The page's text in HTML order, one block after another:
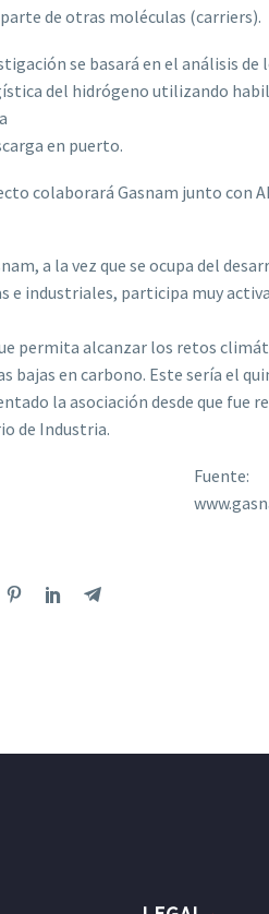
de otras moléculas (carriers).
se basará en el análisis
del hidrógeno utilizando
en puerto.
colaborará Gasnam junto con
a la vez que se ocupa del
e industriales, participa muy
permita alcanzar los retos
bajas en carbono. Este sería el
la asociación desde que fue
de Industria.
Fuente: